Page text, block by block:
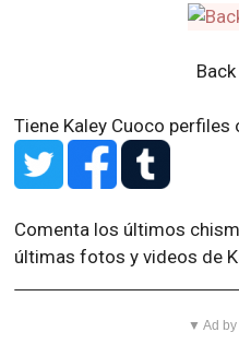
Tiene Kaley Cuoco
Comenta los últimos
últimas fotos y videos de
▼ Ad by